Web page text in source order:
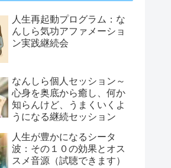
人生再起動プログラム：な
んしら気功アファメーショ
ン実践継続会
なんしら個人セッション～
心身を奥底から癒し、何か
知らんけど、うまくいくよ
うになる継続セッション
人生が豊かになるシータ
波：その１０の効果とオス
スメ音源（試聴できます）